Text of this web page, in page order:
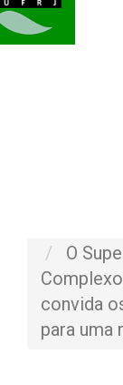
O
convida
para uma